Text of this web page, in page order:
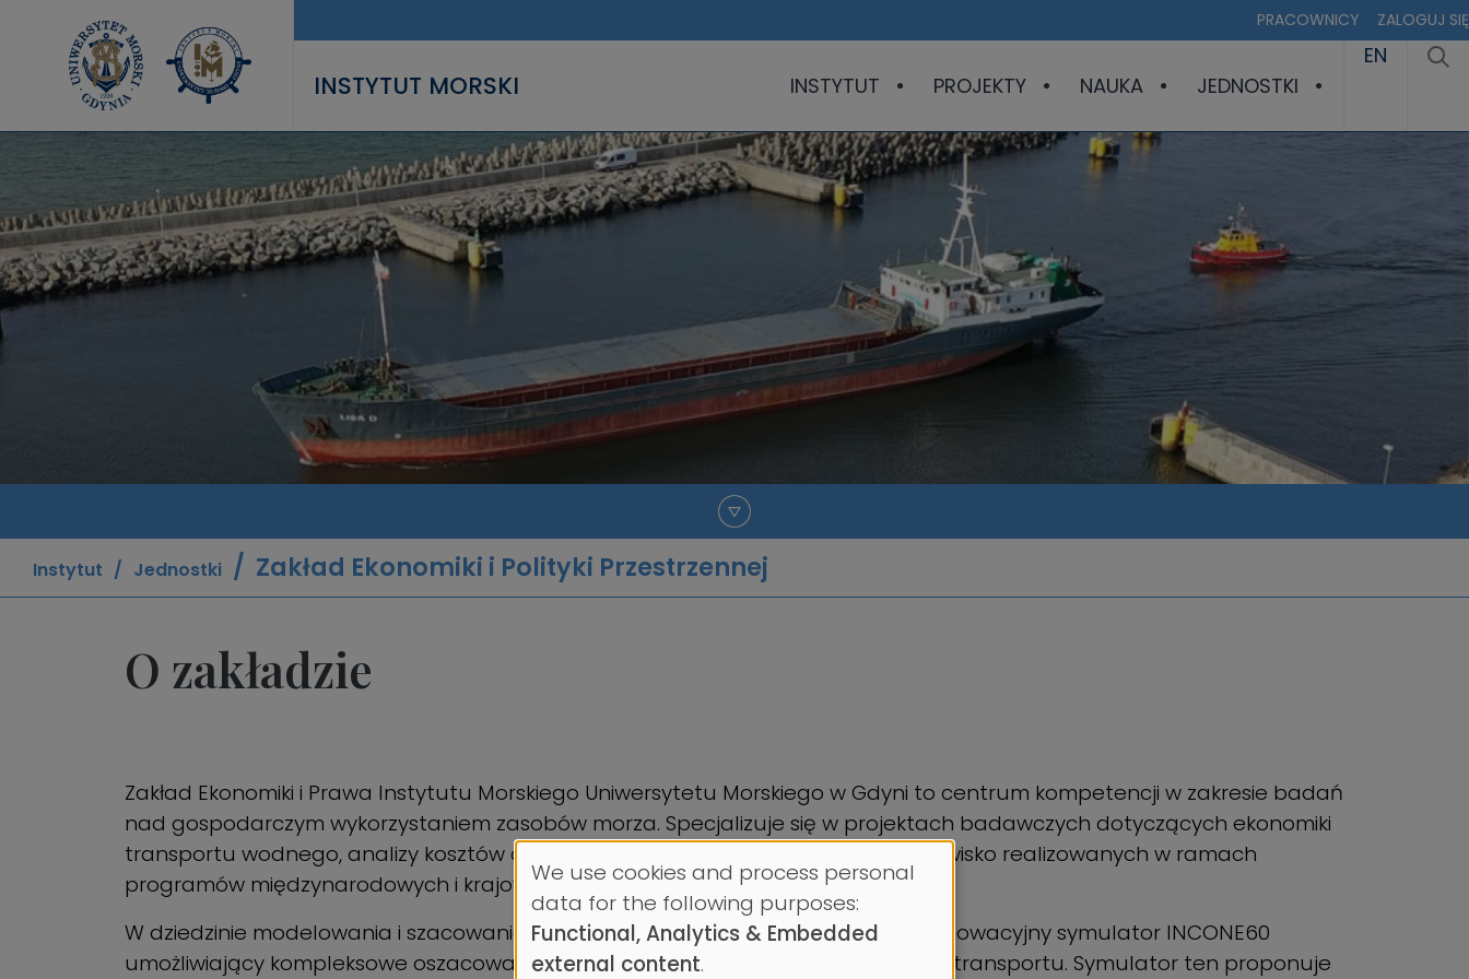
PRACOWNICY ZALOGUJ SIĘ
INSTYTUT MORSKI INSTYTUT PROJEKTY NAUKA JEDNOSTKI
EN
Instytut Jednostki Zakład Ekonomiki i Polityki Przestrzennej
O zakładzie
Zakład Ekonomiki i Prawa Instytutu Morskiego Uniwersytetu Morskiego w Gdyni to centrum kompetencji w zakresie badań
nad gospodarczym wykorzystaniem zasobów morza. Specjalizuje się w projektach badawczych dotyczących ekonomiki
transportu wodnego, analizy kosztów oraz wpływu działalności morskiej na środowisko realizowanych w ramach
programów międzynarodowych i krajowych.
W dziedzinie modelowania i szacowania kosztów transportu, Zakład opracował innowacyjny symulator INCONE60
umożliwiający kompleksowe oszacowanie kosztów zewnętrznych różnych etapów transportu. Symulator ten proponuje
Use
of
We use cookies and process personal
data for the following purposes:
Functional, Analytics & Embedded
external content.